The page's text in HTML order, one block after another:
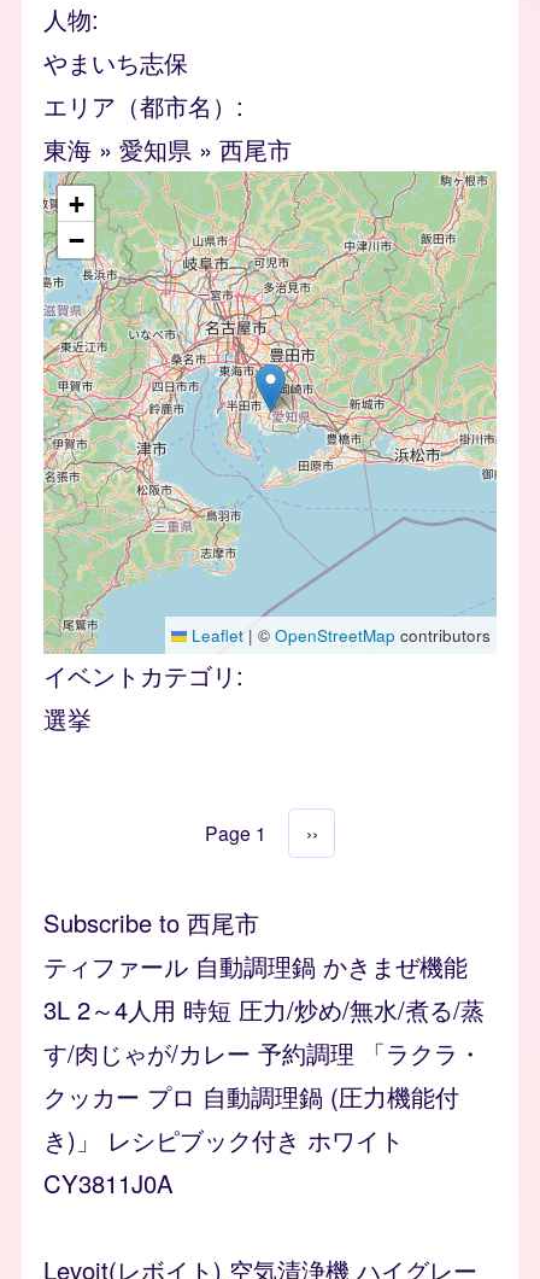
人物
やまいち志保
エリア（都市名）
東海 » 愛知県 » 西尾市
geofield
+
−
Leaflet | © OpenStreetMap contributors
イベントカテゴリ
選挙
Pagination
Page 1 Next page
››
Subscribe to 西尾市
ティファール 自動調理鍋 かきまぜ機能
3L 2～4人用 時短 圧力/炒め/無水/煮る/蒸
す/肉じゃが/カレー 予約調理 「ラクラ・
クッカー プロ 自動調理鍋 (圧力機能付
き)」 レシピブック付き ホワイト
CY3811J0A
Levoit(レボイト) 空気清浄機 ハイグレー